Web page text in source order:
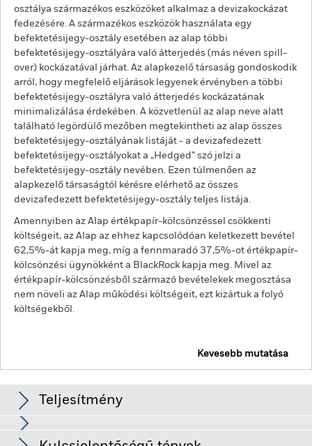
osztálya származékos eszközöket alkalmaz a devizakockázat
fedezésére. A származékos eszközök használata egy
befektetésijegy-osztály esetében az alap többi
befektetésijegy-osztályára való átterjedés (más néven spill-
over) kockázatával járhat. Az alapkezelő társaság gondoskodik
arról, hogy megfelelő eljárások legyenek érvényben a többi
befektetésijegy-osztályra való átterjedés kockázatának
minimalizálása érdekében. A közvetlenül az alap neve alatt
található legördülő mezőben megtekintheti az alap összes
befektetésijegy-osztályának listáját - a devizafedezett
befektetésijegy-osztályokat a „Hedged” szó jelzi a
befektetésijegy-osztály nevében. Ezen túlmenően az
alapkezelő társaságtól kérésre elérhető az összes
devizafedezett befektetésijegy-osztály teljes listája.
Amennyiben az Alap értékpapír-kölcsönzéssel csökkenti
költségeit, az Alap az ehhez kapcsolódóan keletkezett bevétel
62,5%-át kapja meg, míg a fennmaradó 37,5%-ot értékpapír-
kölcsönzési ügynökként a BlackRock kapja meg. Mivel az
értékpapír-kölcsönzésből származó bevételekek megosztása
nem növeli az Alap működési költségeit, ezt kizártuk a folyó
költségekből.
Kevesebb mutatása
Teljesítmény
Diagram